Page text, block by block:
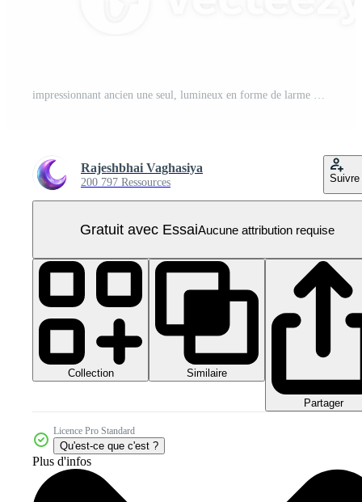
impressionnant ancien une seul, lumineux en forme de larme goutte, réfringent lumière dans une spectre de couleurs, avec une hyperréaliste le rendu style haute résolution PNG Pro
Rajeshbhai Vaghasiya
200 797 Ressources Suivre
Gratuit avec EssaiAucune attribution requise
Collection Similaire
Partager
Licence Pro Standard
Qu'est-ce que c'est ?
Plus d'infos